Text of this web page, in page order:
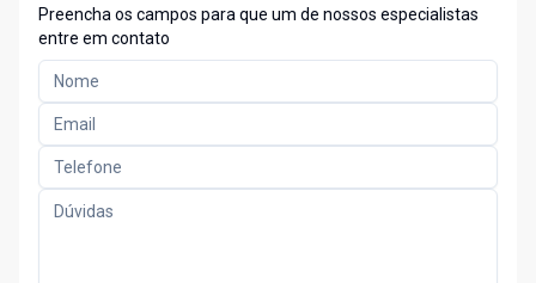
Preencha os campos para que um de nossos especialistas
entre em contato